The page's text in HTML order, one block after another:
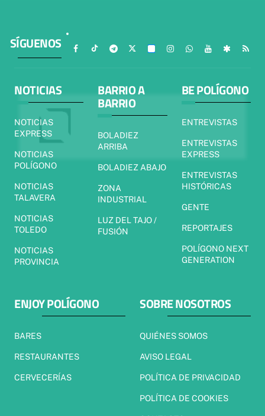
SÍGUENOS
NOTICIAS
NOTICIAS
EXPRESS
NOTICIAS
POLÍGONO
NOTICIAS
TALAVERA
NOTICIAS
TOLEDO
NOTICIAS
PROVINCIA
BARRIO A
BARRIO
BOLADIEZ
ARRIBA
BOLADIEZ ABAJO
ZONA
INDUSTRIAL
LUZ DEL TAJO /
FUSIÓN
BE POLÍGONO
ENTREVISTAS
ENTREVISTAS
EXPRESS
ENTREVISTAS
HISTÓRICAS
GENTE
REPORTAJES
POLÍGONO NEXT
GENERATION
ENJOY POLÍGONO
BARES
RESTAURANTES
CERVECERÍAS
SOBRE NOSOTROS
QUIÉNES SOMOS
AVISO LEGAL
POLÍTICA DE PRIVACIDAD
POLÍTICA DE COOKIES